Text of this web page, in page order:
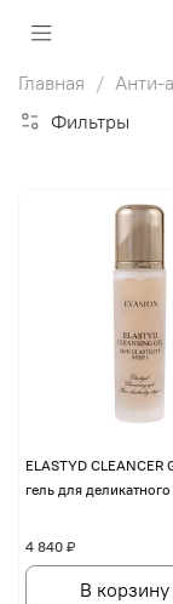
Главная Анти-
Фильтры
ELASTYD CLEANCER
гель для
4 840 ₽
В корзину